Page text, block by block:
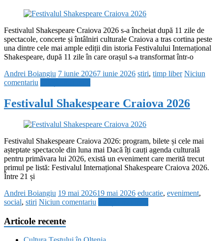
Festivalul Shakespeare Craiova 2026 s-a încheiat după 11 zile de
spectacole, concerte și întâlniri culturale Craiova a tras cortina peste
una dintre cele mai ample ediții din istoria Festivalului Internațional
Shakespeare, după 11 zile în care orașul s-a transformat într-o
Andrei Boiangiu 7 iunie 20267 iunie 2026 stiri, timp liber Niciun
comentariu
Festivalul Shakespeare Craiova 2026
Festivalul Shakespeare Craiova 2026: program, bilete și cele mai
așteptate spectacole din luna mai Dacă îți cauți agenda culturală
pentru primăvara lui 2026, există un eveniment care merită trecut
primul pe listă: Festivalul Internațional Shakespeare Craiova 2026.
Între 21 și
Andrei Boiangiu 19 mai 202619 mai 2026 educatie, eveniment,
social, stiri Niciun comentariu
Articole recente